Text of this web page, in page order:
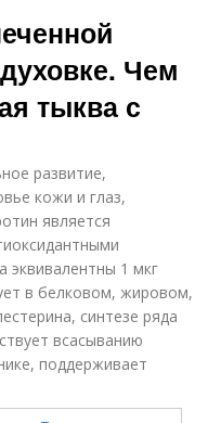
Чем
тыква с
развитие,
кожи и глаз,
является
эквивалентны 1 мкг
в белковом, жировом,
синтезе ряда
всасыванию
поддерживает